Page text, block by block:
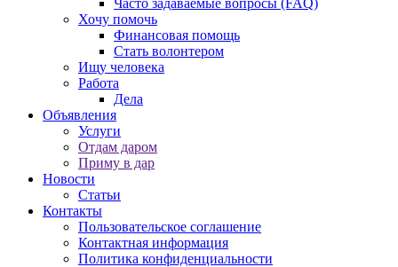
Хочу помочь
Финансовая помощь
Стать волонтером
Ищу человека
Работа
Дела
Объявления
Услуги
Отдам даром
Приму в дар
Новости
Статьи
Контакты
Пользовательское соглашение
Контактная информация
Политика конфиденциальности